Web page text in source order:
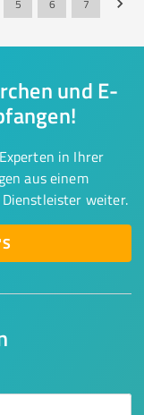
5 6 7
und E-
in Ihrer
aus einem
weiter.